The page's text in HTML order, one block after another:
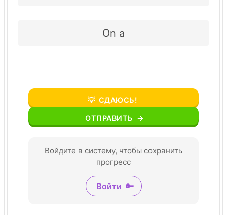
On a
💡 СДАЮСЬ!
ОТПРАВИТЬ →
Войдите в систему, чтобы сохранить
прогресс
Войти 🔑